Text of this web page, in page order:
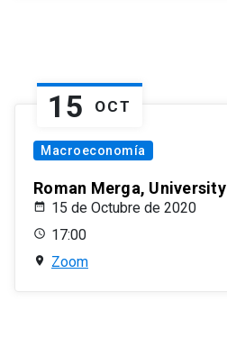
15 OCT
Macroeconomía
Roman Merga,
15 de Octubre de 2020
17:00
Zoom